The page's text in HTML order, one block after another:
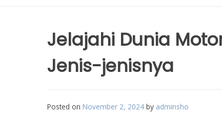
Jelajahi Dunia
Jenis-jenisnya
Posted on November 2, 2024 by adminsho